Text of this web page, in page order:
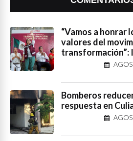
“Vamos a honrar
valores del
transformación”:
Bomberos
respuesta en